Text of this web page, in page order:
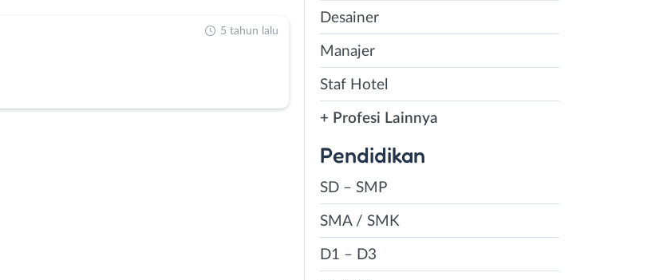
5 tahun lalu
Desainer
Manajer
Staf Hotel
+ Profesi Lainnya
Pendidikan
SD – SMP
SMA / SMK
D1 – D3